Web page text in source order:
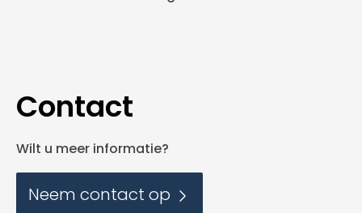
Contact
Wilt u meer informatie?
Neem contact op